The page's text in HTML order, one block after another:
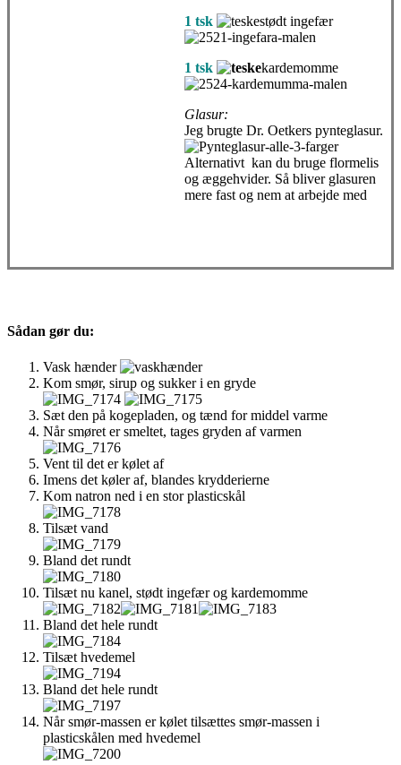
1 tsk stødt ingefær
1 tsk kardemomme
Glasur:
Jeg brugte Dr. Oetkers pynteglasur.
Alternativt kan du bruge flormelis
og æggehvider. Så bliver glasuren
mere fast og nem at arbejde med
Sådan gør du:
Vask hænder
Kom smør, sirup og sukker i en gryde
Sæt den på kogepladen, og tænd for middel varme
Når smøret er smeltet, tages gryden af varmen
Vent til det er kølet af
Imens det køler af, blandes krydderierne
Kom natron ned i en stor plasticskål
Tilsæt vand
Bland det rundt
Tilsæt nu kanel, stødt ingefær og kardemomme
Bland det hele rundt
Tilsæt hvedemel
Bland det hele rundt
Når smør-massen er kølet tilsættes smør-massen i
plasticskålen med hvedemel